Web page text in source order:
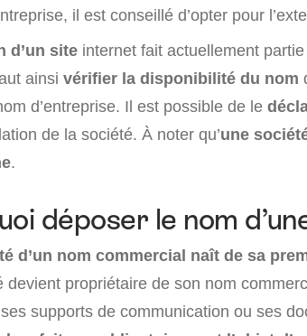
il est conseillé d’opter pour
d’un site internet fait actuellement
ainsi vérifier la disponibilité du nom
d’entreprise. Il est possible de le
de la société. À noter qu’une
.
déposer le nom
d’un nom commercial naît de sa
devient propriétaire de son nom
ses supports de communication ou ses